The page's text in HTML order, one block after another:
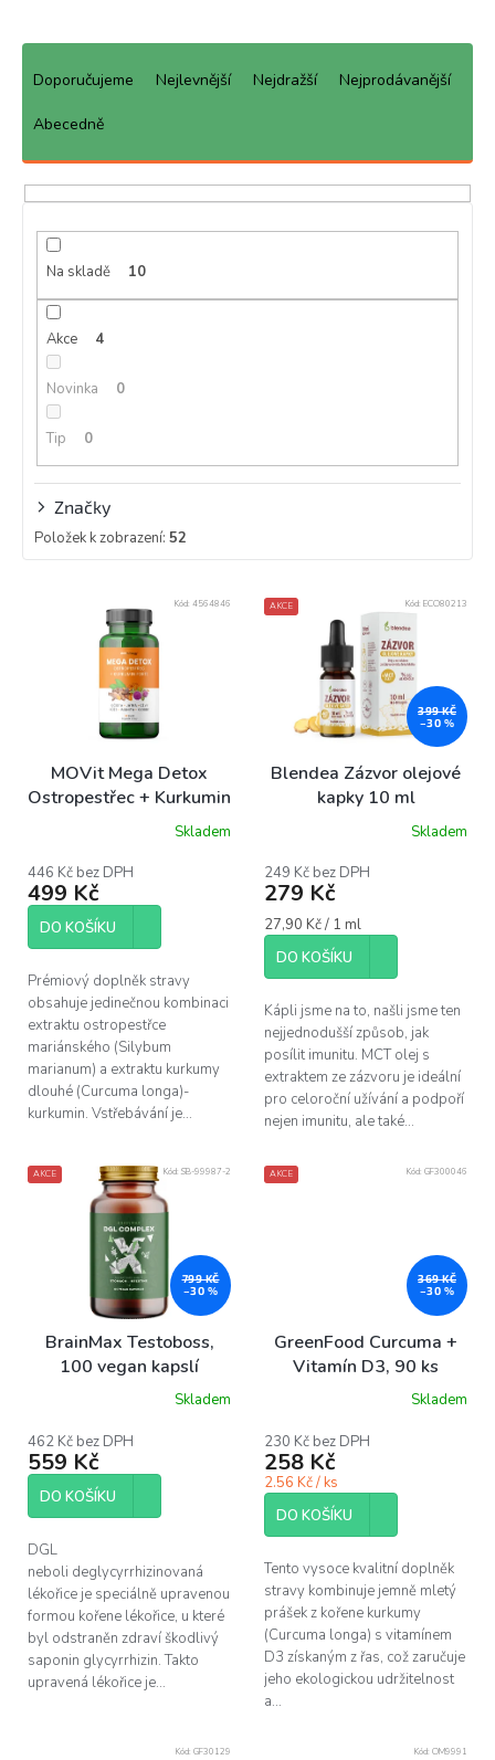
Ř
p
Doporučujeme Nejlevnější Nejdražší Nejprodávanější
Abecedně
Na skladě 10
Akce 4
Novinka 0
Tip 0
Značky
Položek k zobrazení: 52
d
u
ů
MOVit Mega Detox
Ostropestřec + Kurkumin
FORTE, 60 kapslí
produktu
je
5,0
5
Skladem
446 Kč bez DPH
499 Kč
DO KOŠÍKU
Prémiový doplněk stravy
obsahuje jedinečnou kombinaci
extraktu ostropestřce
mariánského (Silybum
marianum) a extraktu kurkumy
dlouhé (Curcuma longa)-
kurkumin. Vstřebávání je...
Kód: 4564846 AKCE
399 KČ
–30 %
Blendea Zázvor olejové
kapky 10 ml
produktu
je
z
hvězdiček.
Skladem
249 Kč bez DPH
279 Kč
Měrná
cena:
27,90 Kč / 1 ml
DO KOŠÍKU
Kápli jsme na to, našli jsme ten
nejjednodušší způsob, jak
posílit imunitu. MCT olej s
extraktem ze zázvoru je ideální
pro celoroční užívání a podpoří
nejen imunitu, ale také...
Kód: ECO80213
AKCE
799 KČ
–30 %
BrainMax Testoboss,
100 vegan kapslí
Skladem
462 Kč bez DPH
559 Kč
DO KOŠÍKU
DGL
neboli deglycyrrhizinovaná
lékořice je speciálně upravenou
formou kořene lékořice, u které
byl odstraněn zdraví škodlivý
saponin glycyrrhizin. Takto
upravená lékořice je...
Kód: SB-99987-2 AKCE
369 KČ
–30 %
GreenFood Curcuma +
Vitamín D3, 90 ks
Skladem
230 Kč bez DPH
258 Kč
2.56 Kč / ks
DO KOŠÍKU
Tento vysoce kvalitní doplněk
stravy kombinuje jemně mletý
prášek z kořene kurkumy
(Curcuma longa) s vitamínem
D3 získaným z řas, což zaručuje
jeho ekologickou udržitelnost
a...
Kód: GF300046
Kód: GF30129 Kód: OM9991